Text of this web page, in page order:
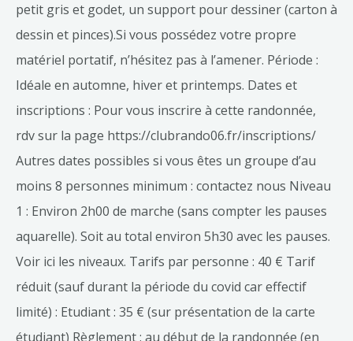
petit gris et godet, un support pour dessiner (carton à
dessin et pinces).Si vous possédez votre propre
matériel portatif, n’hésitez pas à l’amener. Période :
Idéale en automne, hiver et printemps. Dates et
inscriptions : Pour vous inscrire à cette randonnée,
rdv sur la page https://clubrando06.fr/inscriptions/
Autres dates possibles si vous êtes un groupe d’au
moins 8 personnes minimum : contactez nous Niveau
1 : Environ 2h00 de marche (sans compter les pauses
aquarelle). Soit au total environ 5h30 avec les pauses.
Voir ici les niveaux. Tarifs par personne : 40 € Tarif
réduit (sauf durant la période du covid car effectif
limité) : Etudiant : 35 € (sur présentation de la carte
étudiant) Règlement : au début de la randonnée (en